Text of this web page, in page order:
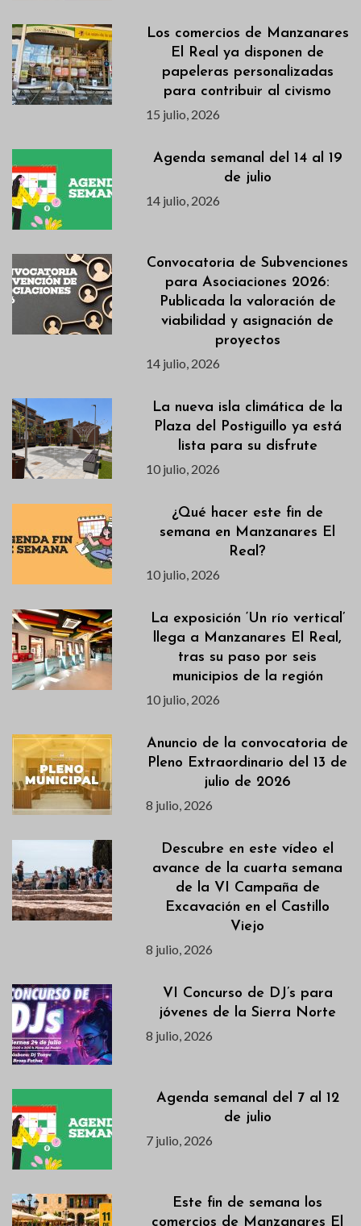
Los comercios de Manzanares
El Real ya disponen de
papeleras personalizadas
para contribuir al civismo
15 julio, 2026
Agenda semanal del 14 al 19
de julio
14 julio, 2026
Convocatoria de Subvenciones
para Asociaciones 2026:
Publicada la valoración de
viabilidad y asignación de
proyectos
14 julio, 2026
La nueva isla climática de la
Plaza del Postiguillo ya está
lista para su disfrute
10 julio, 2026
¿Qué hacer este fin de
semana en Manzanares El
Real?
10 julio, 2026
La exposición ‘Un río vertical’
llega a Manzanares El Real,
tras su paso por seis
municipios de la región
10 julio, 2026
Anuncio de la convocatoria de
Pleno Extraordinario del 13 de
julio de 2026
8 julio, 2026
Descubre en este vídeo el
avance de la cuarta semana
de la VI Campaña de
Excavación en el Castillo
Viejo
8 julio, 2026
VI Concurso de DJ’s para
jóvenes de la Sierra Norte
8 julio, 2026
Agenda semanal del 7 al 12
de julio
7 julio, 2026
Este fin de semana los
comercios de Manzanares El